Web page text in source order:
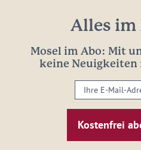
Alles im
Mosel im Abo: Mit
keine Neuigkeiten
Ihre
E-
Mail-
Adresse: